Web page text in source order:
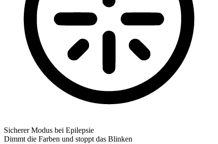
Sicherer Modus bei Epilepsie
Dimmt die Farben und stoppt das Blinken